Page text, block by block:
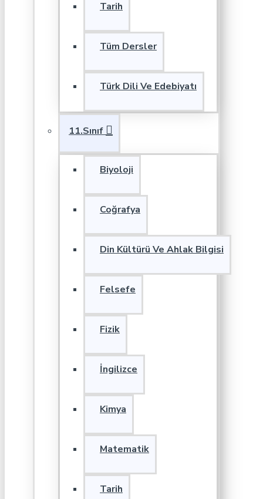
Tarih
Tüm Dersler
Türk Dili Ve Edebiyatı
11.Sınıf
Biyoloji
Coğrafya
Din Kültürü Ve Ahlak Bilgisi
Felsefe
Fizik
İngilizce
Kimya
Matematik
Tarih